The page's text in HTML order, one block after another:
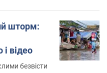
шторм:
відео
безвісти